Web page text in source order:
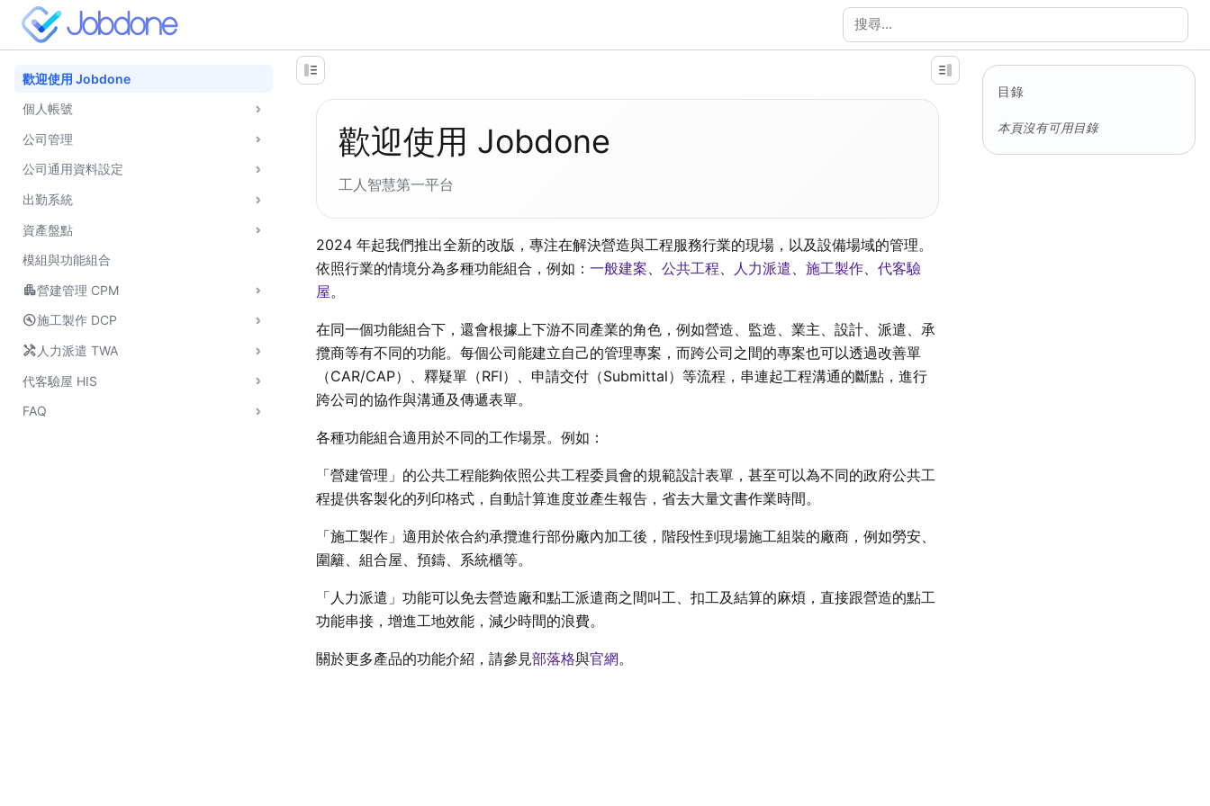
搜尋文件
歡迎使用 Jobdone
個人帳號
公司管理
公司通用資料設定
出勤系統
資產盤點
模組與功能組合
apartment營建管理 CPM
build_circle施工製作 DCP
handyman 人力派遣 TWA
代客驗屋 HIS
FAQ
歡迎使用 Jobdone
工人智慧第一平台
2024 年起我們推出全新的改版，專注在解決營造與工程服務行業的現場，以及設備場域的管理。
依照行業的情境分為多種功能組合，例如：一般建案 、公共工程 人力派遣 、施工製作 、代客驗
屋。
在同一個功能組合下，還會根據上下游不同產業的角色，例如營造、監造、業主、設計、派遣、承
攬商等有不同的功能。每個公司能建立自己的管理專案，而跨公司之間的專案也可以透過改善單
（CAR/CAP）、釋疑單（RFI）、申請交付（Submittal）等流程，串連起工程溝通的斷點，進行
跨公司的協作與溝通及傳遞表單。
各種功能組合適用於不同的工作場景。例如：
「營建管理」的公共工程能夠依照公共工程委員會的規範設計表單，甚至可以為不同的政府公共工
程提供客製化的列印格式，自動計算進度並產生報告，省去大量文書作業時間。
「施工製作」適用於依合約承攬進行部份廠內加工後，階段性到現場施工組裝的廠商，例如勞安、
圍籬、組合屋、預鑄、系統櫃等。
「人力派遣」功能可以免去營造廠和點工派遣商之間叫工、扣工及結算的麻煩，直接跟營造的點工
功能串接，增進工地效能，減少時間的浪費。
關於更多產品的功能介紹，請參見部落格與官網。
目錄
本頁沒有可用目錄